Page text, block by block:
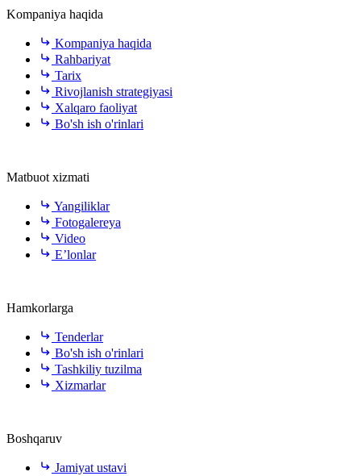
Kompaniya haqida
Kompaniya haqida
Rahbariyat
Tarix
Rivojlanish strategiyasi
Xalqaro faoliyat
Bo'sh ish o'rinlari
Matbuot xizmati
Yangiliklar
Fotogalereya
Video
E’lonlar
Hamkorlarga
Tenderlar
Bo'sh ish o'rinlari
Tashkiliy tuzilma
Xizmarlar
Boshqaruv
Jamiyat ustavi